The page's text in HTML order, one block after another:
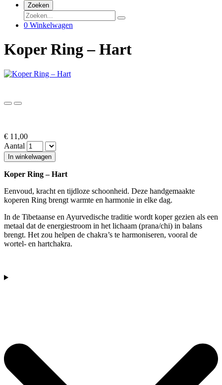
Zoeken
0 Winkelwagen
Koper Ring – Hart
€ 11,00
Aantal
In winkelwagen
Koper Ring – Hart
Eenvoud, kracht en tijdloze schoonheid. Deze handgemaakte
koperen Ring brengt warmte en harmonie in elke dag.
In de Tibetaanse en Ayurvedische traditie wordt koper gezien als een
metaal dat de energiestroom in het lichaam (prana/chi) in balans
brengt. Het zou helpen de chakra’s te harmoniseren, vooral de
wortel- en hartchakra.